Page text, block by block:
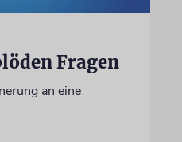
Fragen
an eine